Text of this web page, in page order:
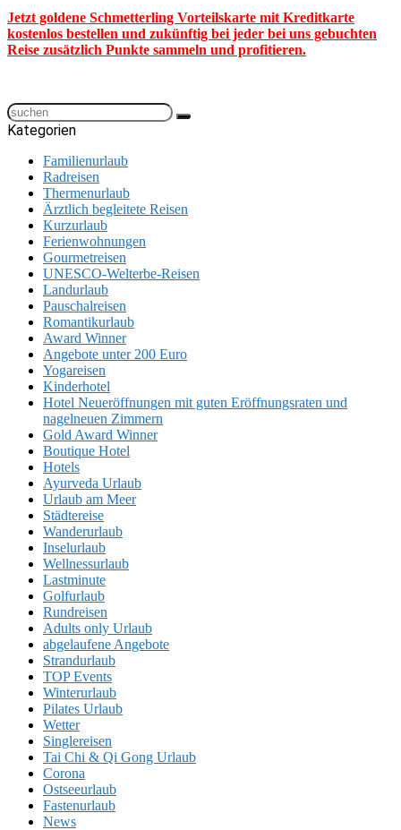
Jetzt goldene Schmetterling Vorteilskarte mit Kreditkarte
kostenlos bestellen und zukünftig bei jeder bei uns gebuchten
Reise zusätzlich Punkte sammeln und profitieren.
Kategorien
Familienurlaub
Radreisen
Thermenurlaub
Ärztlich begleitete Reisen
Kurzurlaub
Ferienwohnungen
Gourmetreisen
UNESCO-Welterbe-Reisen
Landurlaub
Pauschalreisen
Romantikurlaub
Award Winner
Angebote unter 200 Euro
Yogareisen
Kinderhotel
Hotel Neueröffnungen mit guten Eröffnungsraten und
nagelneuen Zimmern
Gold Award Winner
Boutique Hotel
Hotels
Ayurveda Urlaub
Urlaub am Meer
Städtereise
Wanderurlaub
Inselurlaub
Wellnessurlaub
Lastminute
Golfurlaub
Rundreisen
Adults only Urlaub
abgelaufene Angebote
Strandurlaub
TOP Events
Winterurlaub
Pilates Urlaub
Wetter
Singlereisen
Tai Chi & Qi Gong Urlaub
Corona
Ostseeurlaub
Fastenurlaub
News